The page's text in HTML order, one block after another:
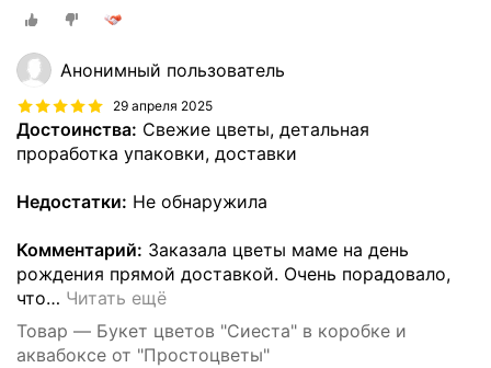
Анонимный пользователь
29 апреля 2025
Достоинства: Свежие цветы, детальная
проработка упаковки, доставки
Недостатки: Не обнаружила
Комментарий: Заказала цветы маме на день
рождения прямой доставкой. Очень порадовало,
что… Читать ещё
Товар — Букет цветов "Сиеста" в коробке и
аквабоксе от "Простоцветы"